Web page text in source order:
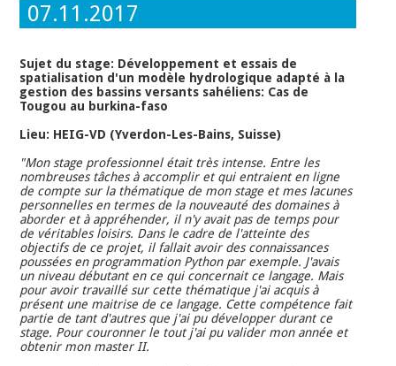
07.11.2017
Sujet du stage: Développement et essais de
spatialisation d'un modèle hydrologique adapté à la
gestion des bassins versants sahéliens: Cas de
Tougou au burkina-faso
Lieu: HEIG-VD (Yverdon-Les-Bains, Suisse)
"Mon stage professionnel était très intense. Entre les
nombreuses tâches à accomplir et qui entraient en ligne
de compte sur la thématique de mon stage et mes lacunes
personnelles en termes de la nouveauté des domaines à
aborder et à appréhender, il n'y avait pas de temps pour
de véritables loisirs. Dans le cadre de l'atteinte des
objectifs de ce projet, il fallait avoir des connaissances
poussées en programmation Python par exemple. J'avais
un niveau débutant en ce qui concernait ce langage. Mais
pour avoir travaillé sur cette thématique j'ai acquis à
présent une maitrise de ce langage. Cette compétence fait
partie de tant d'autres que j'ai pu développer durant ce
stage. Pour couronner le tout j'ai pu valider mon année et
obtenir mon master II.